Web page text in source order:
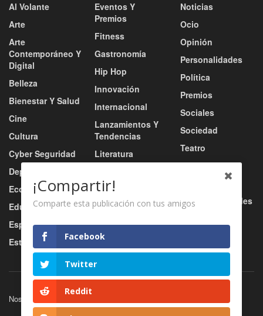
Al Volante
Arte
Arte
Contemporáneo Y
Digital
Belleza
Bienestar Y Salud
Cine
Cultura
Cyber Seguridad
Deportes
Economía
Educación
Esports
Estilo De Vida
Eventos Y
Premios
Fitness
Gastronomía
Hip Hop
Innovación
Internacional
Lanzamientos Y
Tendencias
Literatura
Música
Música Urbana
Nacional
Negocio
Noticias
Ocio
Opinión
Personalidades
Política
Premios
Sociales
Sociedad
Teatro
Tecnología
Tv / Radio / Redes
Nosotros
¡Compartir!
Comparte esta publicación con tus amigos
Facebook
Twitter
Reddit